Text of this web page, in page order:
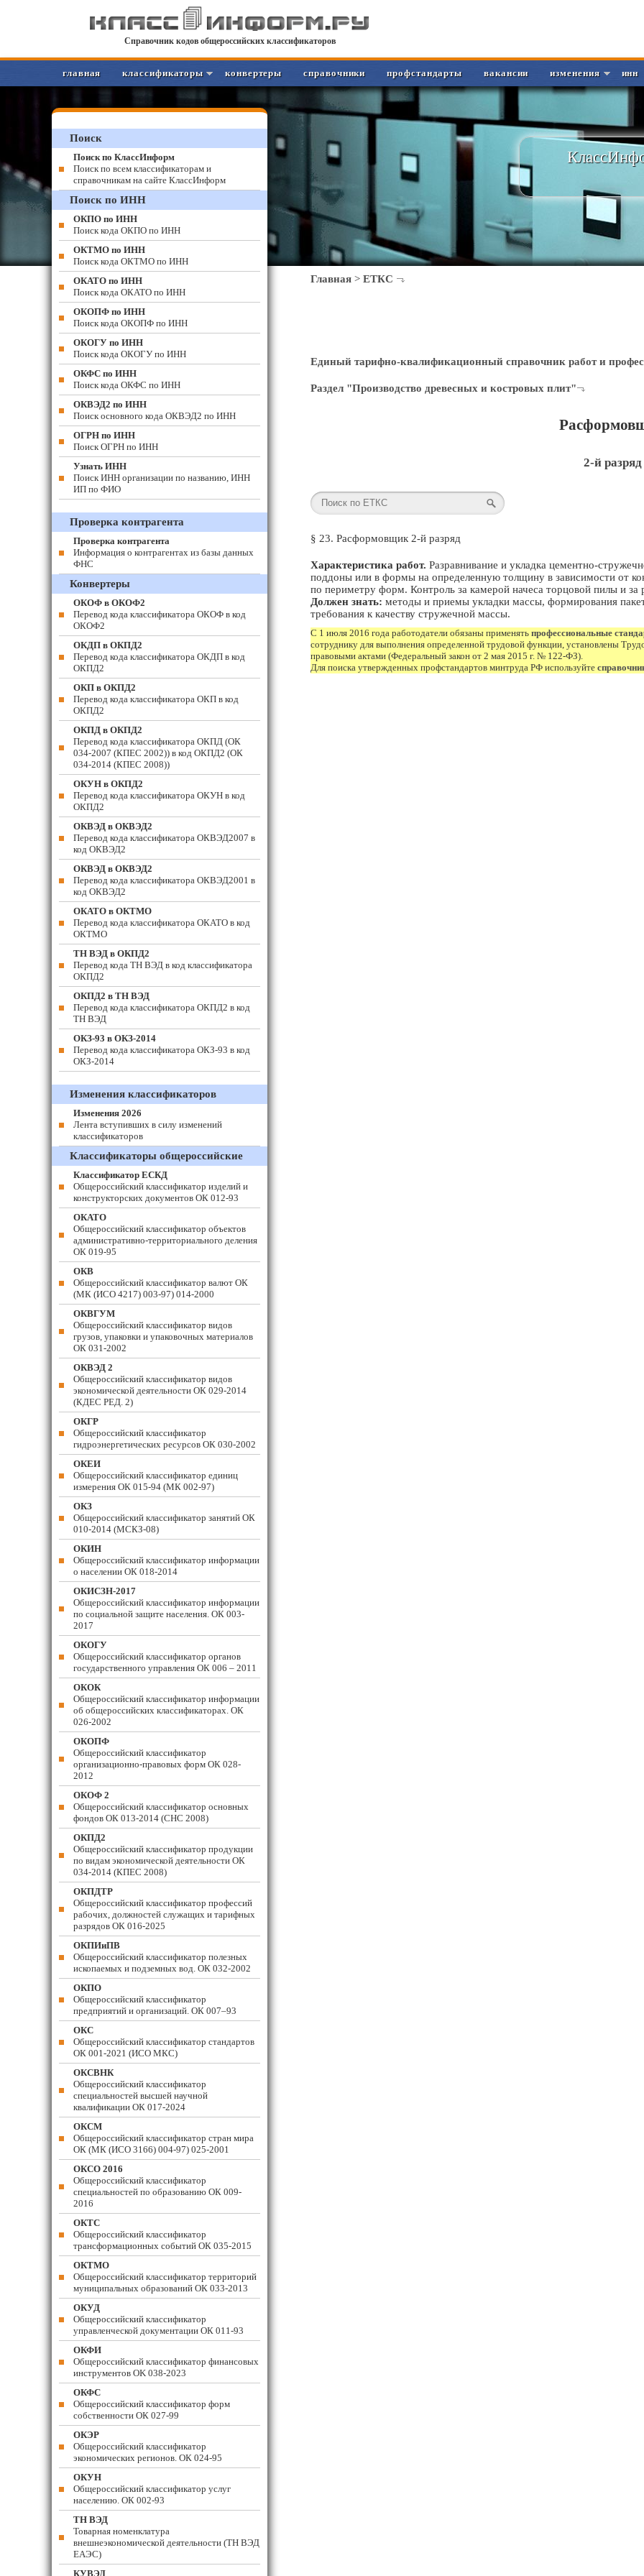
Справочник кодов общероссийских классификаторов
главная классификаторы конвертеры справочники профстандарты вакансии изменения инн
Главная > ЕТКС
Единый тарифно-квалификационный справочник работ и
Раздел "Производство древесных и костровых плит"
2-й разряд
§ 23. Расформовщик 2-й разряд
Характеристика работ. Разравнивание и укладка цементно-
поддоны или в формы на определенную толщину в зависимости от
по периметру форм. Контроль за камерой начеса торцовой пилы и
Должен знать: методы и приемы укладки массы, формирования
требования к качеству стружечной массы.
С 1 июля 2016 года работодатели обязаны применять профессиональные
сотруднику для выполнения определенной трудовой функции, установлены
правовыми актами (Федеральный закон от 2 мая 2015 г. № 122-ФЗ).
Для поиска утвержденных профстандартов минтруда РФ используйте
Поиск
Поиск по КлассИнформ
Поиск по всем классификаторам и
справочникам на сайте КлассИнформ
Поиск по ИНН
ОКПО по ИНН
Поиск кода ОКПО по ИНН
ОКТМО по ИНН
Поиск кода ОКТМО по ИНН
ОКАТО по ИНН
Поиск кода ОКАТО по ИНН
ОКОПФ по ИНН
Поиск кода ОКОПФ по ИНН
ОКОГУ по ИНН
Поиск кода ОКОГУ по ИНН
ОКФС по ИНН
Поиск кода ОКФС по ИНН
ОКВЭД2 по ИНН
Поиск основного кода ОКВЭД2 по ИНН
ОГРН по ИНН
Поиск ОГРН по ИНН
Узнать ИНН
Поиск ИНН организации по названию, ИНН
ИП по ФИО
Проверка контрагента
Проверка контрагента
Информация о контрагентах из базы данных
ФНС
Конвертеры
ОКОФ в ОКОФ2
Перевод кода классификатора ОКОФ в код
ОКОФ2
ОКДП в ОКПД2
Перевод кода классификатора ОКДП в код
ОКПД2
ОКП в ОКПД2
Перевод кода классификатора ОКП в код
ОКПД2
ОКПД в ОКПД2
Перевод кода классификатора ОКПД (ОК
034-2007 (КПЕС 2002)) в код ОКПД2 (ОК
034-2014 (КПЕС 2008))
ОКУН в ОКПД2
Перевод кода классификатора ОКУН в код
ОКПД2
ОКВЭД в ОКВЭД2
Перевод кода классификатора ОКВЭД2007 в
код ОКВЭД2
ОКВЭД в ОКВЭД2
Перевод кода классификатора ОКВЭД2001 в
код ОКВЭД2
ОКАТО в ОКТМО
Перевод кода классификатора ОКАТО в код
ОКТМО
ТН ВЭД в ОКПД2
Перевод кода ТН ВЭД в код классификатора
ОКПД2
ОКПД2 в ТН ВЭД
Перевод кода классификатора ОКПД2 в код
ТН ВЭД
ОКЗ-93 в ОКЗ-2014
Перевод кода классификатора ОКЗ-93 в код
ОКЗ-2014
Изменения классификаторов
Изменения 2026
Лента вступивших в силу изменений
классификаторов
Классификаторы общероссийские
Классификатор ЕСКД
Общероссийский классификатор изделий и
конструкторских документов ОК 012-93
ОКАТО
Общероссийский классификатор объектов
административно-территориального деления
ОК 019-95
ОКВ
Общероссийский классификатор валют ОК
(МК (ИСО 4217) 003-97) 014-2000
ОКВГУМ
Общероссийский классификатор видов
грузов, упаковки и упаковочных материалов
ОК 031-2002
ОКВЭД 2
Общероссийский классификатор видов
экономической деятельности ОК 029-2014
(КДЕС РЕД. 2)
ОКГР
Общероссийский классификатор
гидроэнергетических ресурсов ОК 030-2002
ОКЕИ
Общероссийский классификатор единиц
измерения ОК 015-94 (МК 002-97)
ОКЗ
Общероссийский классификатор занятий ОК
010-2014 (МСКЗ-08)
ОКИН
Общероссийский классификатор информации
о населении ОК 018-2014
ОКИСЗН-2017
Общероссийский классификатор информации
по социальной защите населения. ОК 003-
2017
ОКОГУ
Общероссийский классификатор органов
государственного управления ОК 006 – 2011
ОКОК
Общероссийский классификатор информации
об общероссийских классификаторах. ОК
026-2002
ОКОПФ
Общероссийский классификатор
организационно-правовых форм ОК 028-
2012
ОКОФ 2
Общероссийский классификатор основных
фондов ОК 013-2014 (СНС 2008)
ОКПД2
Общероссийский классификатор продукции
по видам экономической деятельности ОК
034-2014 (КПЕС 2008)
ОКПДТР
Общероссийский классификатор профессий
рабочих, должностей служащих и тарифных
разрядов ОК 016-2025
ОКПИиПВ
Общероссийский классификатор полезных
ископаемых и подземных вод. ОК 032-2002
ОКПО
Общероссийский классификатор
предприятий и организаций. ОК 007–93
ОКС
Общероссийский классификатор стандартов
ОК 001-2021 (ИСО МКС)
ОКСВНК
Общероссийский классификатор
специальностей высшей научной
квалификации ОК 017-2024
ОКСМ
Общероссийский классификатор стран мира
ОК (МК (ИСО 3166) 004-97) 025-2001
ОКСО 2016
Общероссийский классификатор
специальностей по образованию ОК 009-
2016
ОКТС
Общероссийский классификатор
трансформационных событий ОК 035-2015
ОКТМО
Общероссийский классификатор территорий
муниципальных образований ОК 033-2013
ОКУД
Общероссийский классификатор
управленческой документации ОК 011-93
ОКФИ
Общероссийский классификатор финансовых
инструментов OK 038-2023
ОКФС
Общероссийский классификатор форм
собственности ОК 027-99
ОКЭР
Общероссийский классификатор
экономических регионов. ОК 024-95
ОКУН
Общероссийский классификатор услуг
населению. ОК 002-93
ТН ВЭД
Товарная номенклатура
внешнеэкономической деятельности (ТН ВЭД
ЕАЭС)
КУВЭД